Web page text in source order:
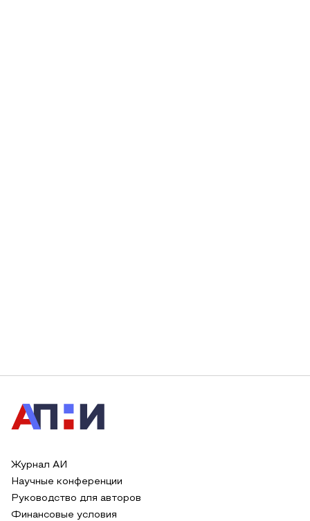
Журнал АИ
Научные конференции
Руководство для авторов
Финансовые условия